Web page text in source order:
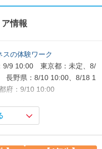
情報
スの体験ワーク
9/9 10:00 東京都：未定、8/
野県：8/10 10:00、8/18 1
府：9/10 10:00
09:00